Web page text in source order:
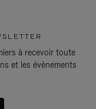
à recevoir toute
et les évènements